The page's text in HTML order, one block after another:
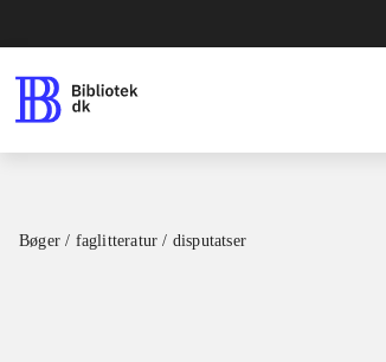
Bøger / faglitteratur / disputatser